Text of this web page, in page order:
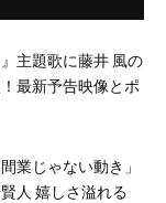
主題歌に藤井 風の
最新予告映像とポ
業じゃない動き」
人 嬉しさ溢れる